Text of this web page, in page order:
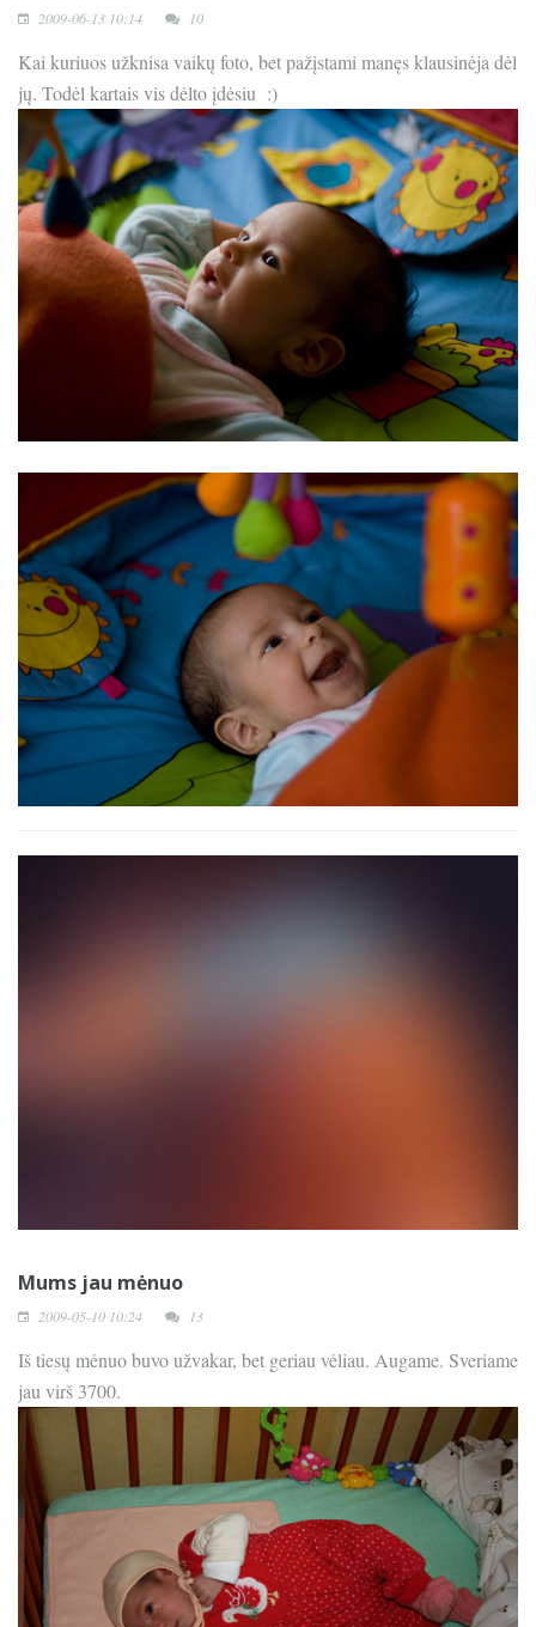
2009-06-13 10:14 10
Kai kuriuos užknisa vaikų foto, bet pažįstami manęs klausinėja dėl
jų. Todėl kartais vis dėlto įdėsiu :)
Mums jau mėnuo
2009-05-10 10:24 13
Iš tiesų mėnuo buvo užvakar, bet geriau vėliau. Augame. Sveriame
jau virš 3700.